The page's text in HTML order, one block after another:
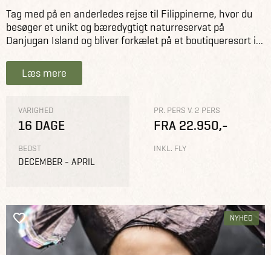
Tag med på en anderledes rejse til Filippinerne, hvor du
besøger et unikt og bæredygtigt naturreservat på
Danjugan Island og bliver forkælet på et boutiqueresort i...
Læs mere
VARIGHED
16 DAGE
BEDST
DECEMBER - APRIL
PR. PERS V. 2 PERS
FRA 22.950,-
INKL. FLY
NYHED